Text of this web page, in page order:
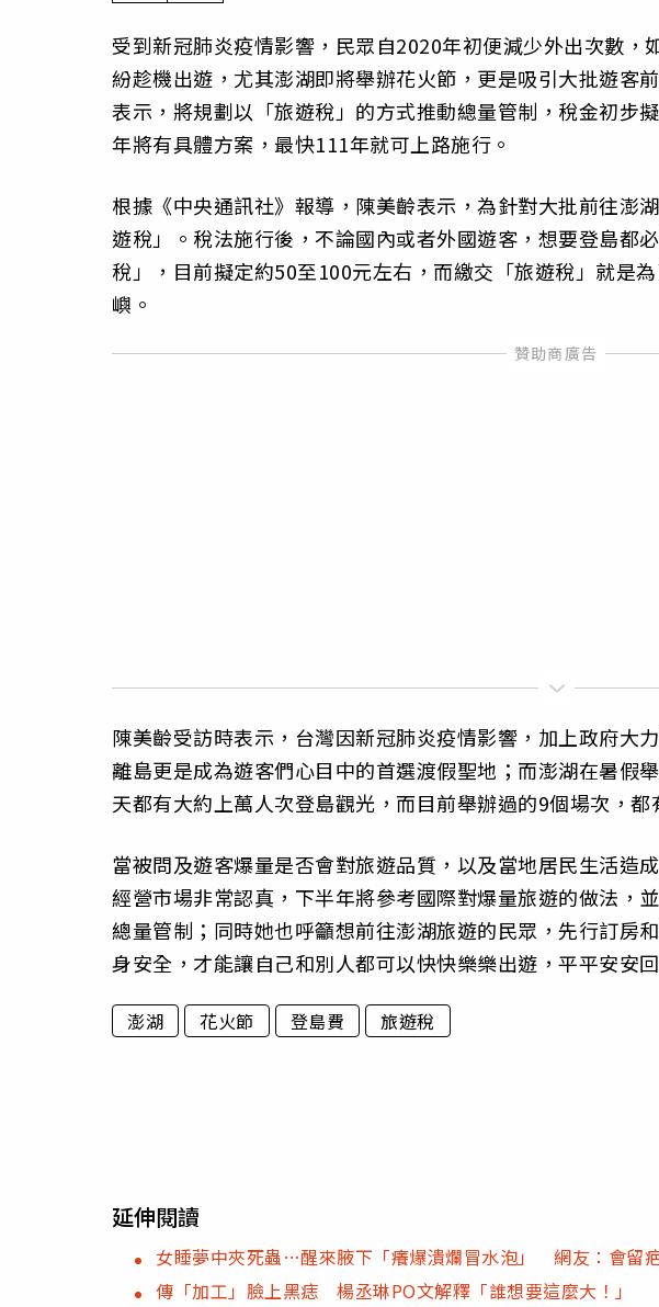
受到新冠肺炎疫情影響，民眾自2020年初便減少外出次數，
紛趁機出遊，尤其澎湖即將舉辦花火節，更是吸引大批遊客
表示，將規劃以「旅遊稅」的方式推動總量管制，稅金初步
年將有具體方案，最快111年就可上路施行。
根據《中央通訊社》報導，陳美齡表示，為針對大批前往澎
遊稅」。稅法施行後，不論國內或者外國遊客，想要登島都
稅」，目前擬定約50至100元左右，而繳交「旅遊稅」就是
嶼。
陳美齡受訪時表示，台灣因新冠肺炎疫情影響，加上政府大
離島更是成為遊客們心目中的首選渡假聖地；而澎湖在暑假
天都有大約上萬人次登島觀光，而目前舉辦過的9個場次，都
當被問及遊客爆量是否會對旅遊品質，以及當地居民生活造
經營市場非常認真，下半年將參考國際對爆量旅遊的做法，
總量管制；同時她也呼籲想前往澎湖旅遊的民眾，先行訂房
身安全，才能讓自己和別人都可以快快樂樂出遊，平平安安回
澎湖 花火節 登島費 旅遊稅
延伸閱讀
女睡夢中夾死蟲…醒來腋下「癢爆潰爛冒水泡」 網友：會留
傳「加工」臉上黑痣 楊丞琳PO文解釋「誰想要這麼大！」